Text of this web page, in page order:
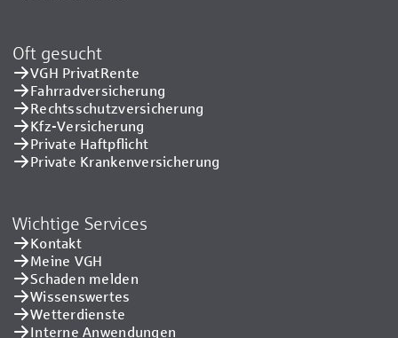
Oft gesucht
VGH PrivatRente
Fahrradversicherung
Rechtsschutzversicherung
Kfz-Versicherung
Private Haftpflicht
Private Kranken­versicherung
Wichtige Services
Kontakt
Meine VGH
Schaden melden
Wissenswertes
Wetterdienste
Interne Anwendungen